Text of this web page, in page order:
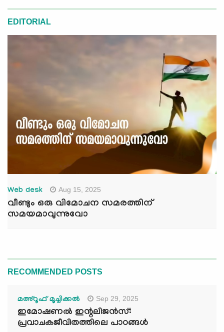
EDITORIAL
Web desk Aug 15, 2025
വീണ്ടും ഒരു വിമോചന സമരത്തിന്
സമയമാവുന്നുവോ
RECOMMENDED POSTS
മഅ്റൂഫ് മൂച്ചിക്കല്‍ Sep 29, 2025
ഇമോഷണൽ ഇന്റലിജൻസ്:
പ്രവാചകജീവിതത്തിലെ പാഠങ്ങൾ